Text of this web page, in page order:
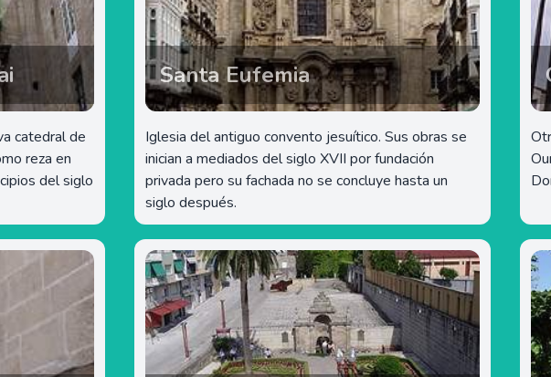
catedral de
reza en
del siglo
Santa Eufemia
Iglesia del antiguo convento jesuítico. Sus obras se
inician a mediados del siglo XVII por fundación
privada pero su fachada no se concluye hasta un
siglo después.